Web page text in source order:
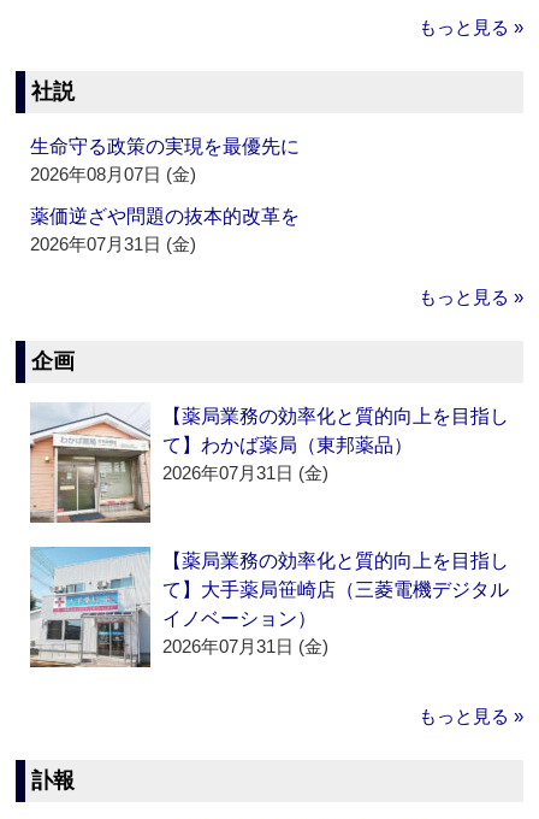
もっと見る »
社説
生命守る政策の実現を最優先に
2026年08月07日 (金)
薬価逆ざや問題の抜本的改革を
2026年07月31日 (金)
もっと見る »
企画
【薬局業務の効率化と質的向上を目指し
て】わかば薬局（東邦薬品）
2026年07月31日 (金)
【薬局業務の効率化と質的向上を目指し
て】大手薬局笹崎店（三菱電機デジタル
イノベーション）
2026年07月31日 (金)
もっと見る »
訃報